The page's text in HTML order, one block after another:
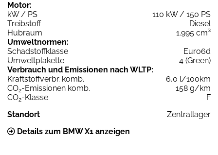
Motor:
kW / PS
110 kW / 150 PS
Treibstoff
Diesel
Hubraum
1.995 cm³
Umweltnormen:
Schadstoffklasse
Euro6d
Umweltplakette
4 (Green)
Verbrauch und Emissionen nach WLTP:
Kraftstoffverbr. komb.
6,0 l/100km
CO2-Emissionen komb.
158 g/km
CO2-Klasse
F
Standort
Zentrallager
Details zum BMW X1 anzeigen